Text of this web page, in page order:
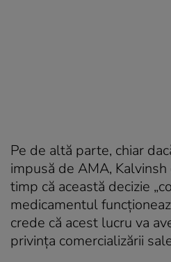
Pe de altă parte, chiar
impusă de AMA,
timp că această decizie
medicamentul
crede că acest lucru va
privința comercializării